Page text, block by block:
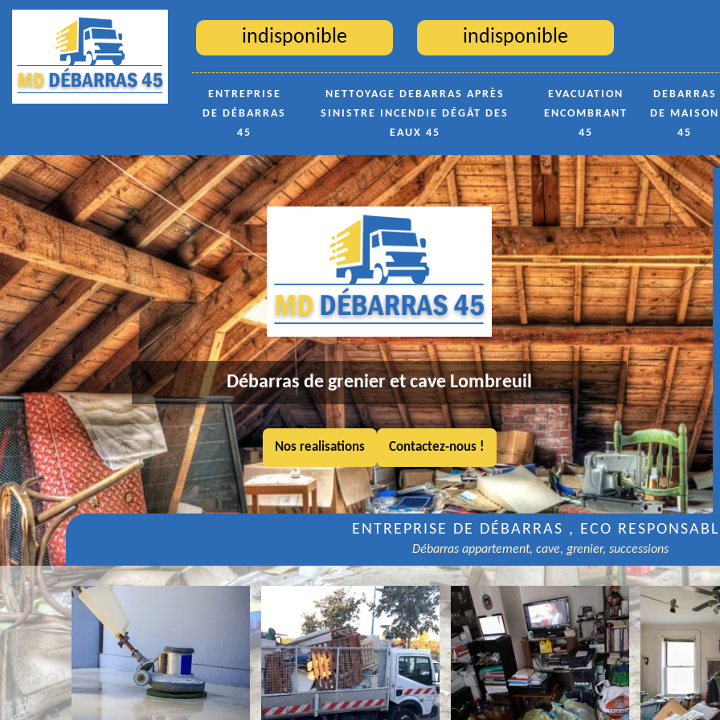
indisponible indisponible
ENTREPRISE
DE DÉBARRAS
45
NETTOYAGE DEBARRAS APRÈS
SINISTRE INCENDIE DÉGÂT DES
EAUX 45
EVACUATION
ENCOMBRANT
45
DEBARRAS
DE MAISON
45
Débarras de grenier et cave Lombreuil
Nos realisations Contactez-nous !
ENTREPRISE DE DÉBARRAS , ECO
Débarras appartement, cave, grenier, successions